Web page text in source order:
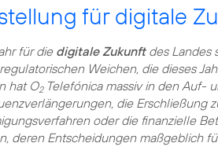
für digitale
für diedigitale Zukunftdes Landes
Weichen, die dieses
hat O2Telefónica massiv in den Auf-
die Erschließung
oder die finanzielle
deren Entscheidungen maßgeblich